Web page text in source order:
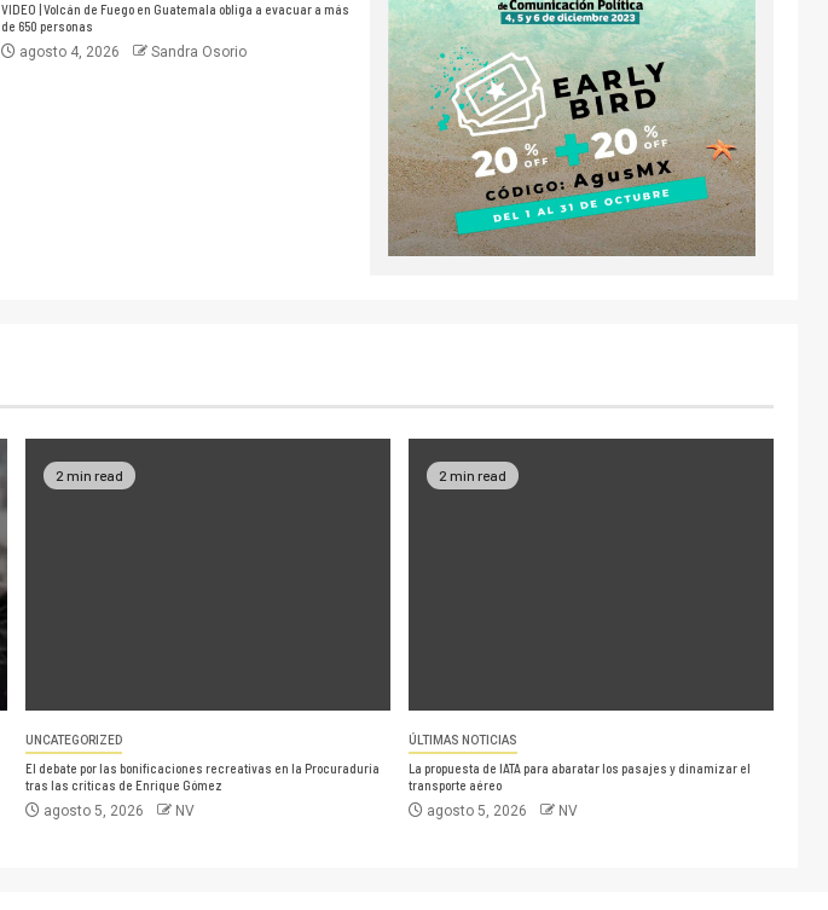
VIDEO | Volcán de Fuego en Guatemala obliga a evacuar a más
de 650 personas
agosto 4, 2026 Sandra Osorio
2 min read
UNCATEGORIZED
El debate por las bonificaciones recreativas en la Procuraduría
tras las críticas de Enrique Gómez
agosto 5, 2026 NV
2 min read
ÚLTIMAS NOTICIAS
La propuesta de IATA para abaratar los pasajes y dinamizar el
transporte aéreo
agosto 5, 2026 NV